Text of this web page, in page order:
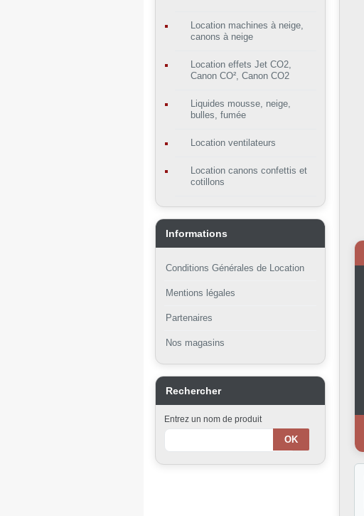
Location machines à neige,
canons à neige
Location effets Jet CO2,
Canon CO², Canon CO2
Liquides mousse, neige,
bulles, fumée
Location ventilateurs
Location canons confettis et
cotillons
Informations
Conditions Générales de Location
Mentions légales
Partenaires
Nos magasins
Rechercher
Entrez un nom de produit